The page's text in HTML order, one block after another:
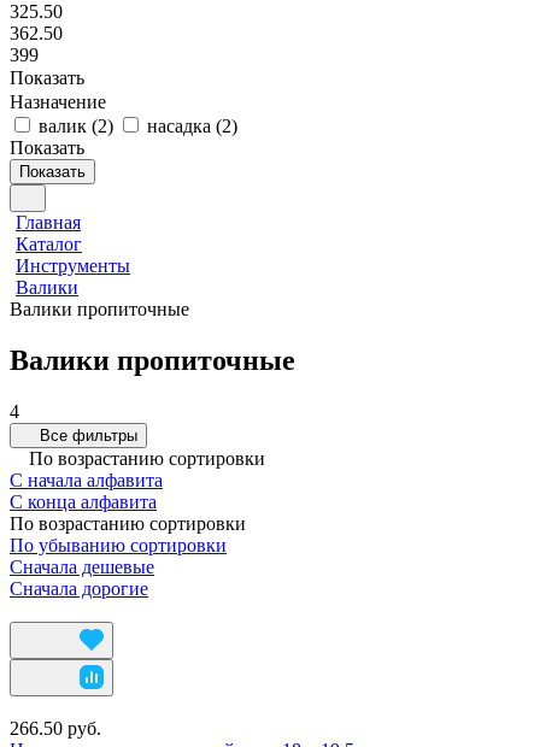
325.50
362.50
399
Показать
Назначение
валик (2) насадка (2)
Показать
Показать
Главная
Каталог
Инструменты
Валики
Валики пропиточные
Валики пропиточные
4
Все фильтры
По возрастанию сортировки
С начала алфавита
С конца алфавита
По возрастанию сортировки
По убыванию сортировки
Сначала дешевые
Сначала дорогие
266.50 руб.